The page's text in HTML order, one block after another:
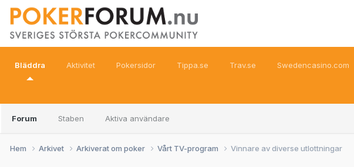
Bläddra
Forum Staben Aktiva användare
Aktivitet Pokersidor Tippa.se Trav.se Swedencasino.com
Hem Arkivet Arkiverat om poker Vårt TV-program Vinnare av diverse utlottningar